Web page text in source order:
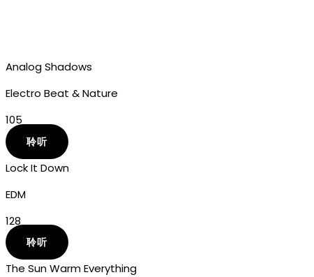
Analog Shadows
Electro Beat & Nature
105
聆听
Lock It Down
EDM
128
聆听
The Sun Warm Everything